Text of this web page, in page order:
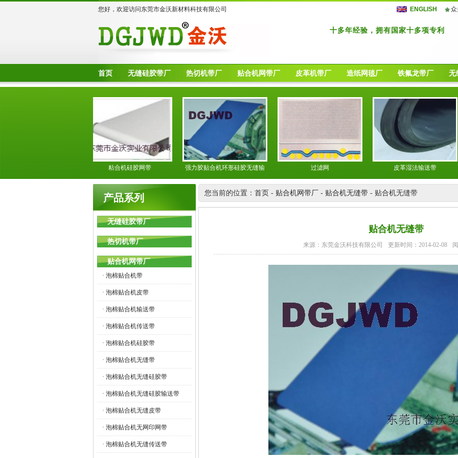
您好，欢迎访问东莞市金沃新材料科技有限公司 ENGLISH
十多年经验，拥有国家十多项专利
首页 无缝硅胶带厂 热切机带厂 贴合机网带厂 皮革机带厂 造纸网毯厂 铁氟龙带厂 无
光伏板复膜 粘合机硅胶网带
强力胶贴合机环形硅胶无缝输
送带
过滤网 皮革湿法输送带
产品系列
无缝硅胶带厂
热切机带厂
贴合机网带厂
· 泡棉贴合机带
· 泡棉贴合机皮带
· 泡棉贴合机输送带
· 泡棉贴合机传送带
· 泡棉贴合机硅胶带
· 泡棉贴合机无缝带
· 泡棉贴合机无缝硅胶带
· 泡棉贴合机无缝硅胶输送带
· 泡棉贴合机无缝皮带
· 泡棉贴合机无网印网带
· 泡棉贴合机无缝传送带
您当前的位置： 首页 - 贴合机网带厂 - 贴合机无缝带 - 贴合机无缝带
贴合机无缝带
来源：东莞金沃科技有限公司 更新时间：2014-02-08